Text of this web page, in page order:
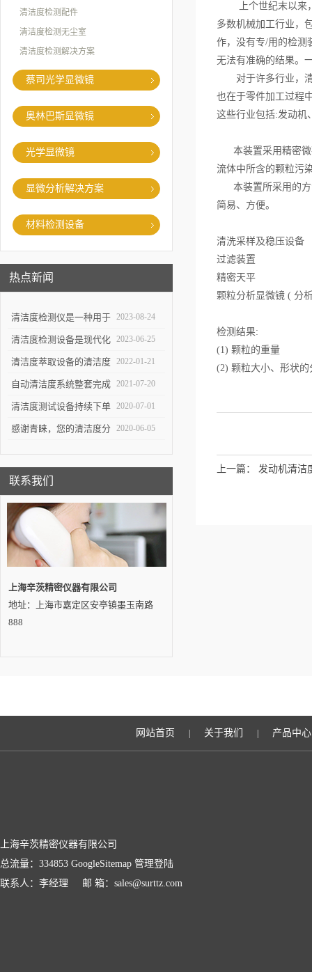
清洁度检测配件
清洁度检测无尘室
清洁度检测解决方案
蔡司光学显微镜
奥林巴斯显微镜
光学显微镜
显微分析解决方案
材料检测设备
热点新闻
清洁度检测仪是一种用于
评估物体表面清洁程度的
重要工具
2023-08-24
清洁度检测设备是现代化
生产中*一环
2023-06-25
清洁度萃取设备的清洁度
测试对于不同系统的组件
有不同的意义
2022-01-21
自动清洁度系统整套完成
交付——吉林客户
2021-07-20
清洁度测试设备持续下单 2020-07-01
感谢青睐，您的清洁度分 2020-06-05
联系我们
上海辛茨精密仪器有限公司
地址：上海市嘉定区安亭镇墨玉南路
888
上个世纪末以来，
多数机械加工行业，
作，没有专/用的检测
无法有准确的结果。
对于许多行业，清
也在于零件加工过程
这些行业包括:发动机
本装置采用精密微
流体中所含的颗粒污
本装置所采用的方
简易、方便。
清洗采样及稳压设备
过滤装置
精密天平
颗粒分析显微镜 ( 分
检测结果:
(1) 颗粒的重量
(2) 颗粒大小、形状
上一篇： 发动机清洁
网站首页 关于我们 产品中心
上海辛茨精密仪器有限公司
总流量：334853 GoogleSitemap 管理登陆
联系人：李经理 邮 箱：sales@surttz.com